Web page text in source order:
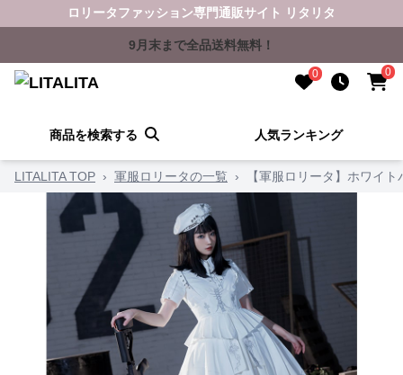
ロリータファッション専門通販サイト リタリタ
9月末まで全品送料無料！
0 0
商品を検索する 人気ランキング
LITALITA TOP › 軍服ロリータの一覧 › 【軍服ロリータ】ホワイ